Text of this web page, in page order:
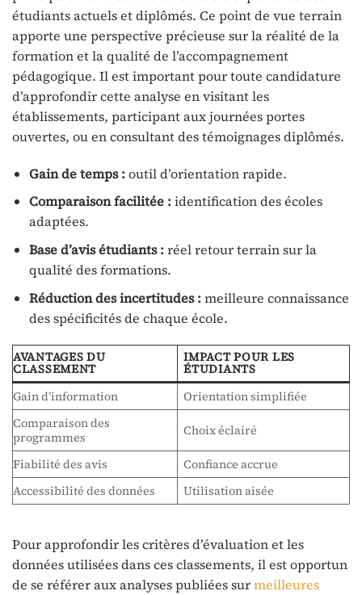
étudiants actuels et diplômés. Ce point de vue terrain
apporte une perspective précieuse sur la réalité de la
formation et la qualité de l’accompagnement
pédagogique. Il est important pour toute candidature
d’approfondir cette analyse en visitant les
établissements, participant aux journées portes
ouvertes, ou en consultant des témoignages diplômés.
Gain de temps :outil d’orientation rapide.
Comparaison facilitée :identification des écoles
adaptées.
Base d’avis étudiants :réel retour terrain sur la
qualité des formations.
Réduction des incertitudes :meilleure connaissance
des spécificités de chaque école.
AVANTAGES DU
CLASSEMENT
IMPACT POUR LES
ÉTUDIANTS
Gain d’information
Orientation simplifiée
Comparaison des
programmes
Choix éclairé
Fiabilité des avis
Confiance accrue
Accessibilité des données
Utilisation aisée
Pour approfondir les critères d’évaluation et les
données utilisées dans ces classements, il est opportun
de se référer aux analyses publiées surmeilleures